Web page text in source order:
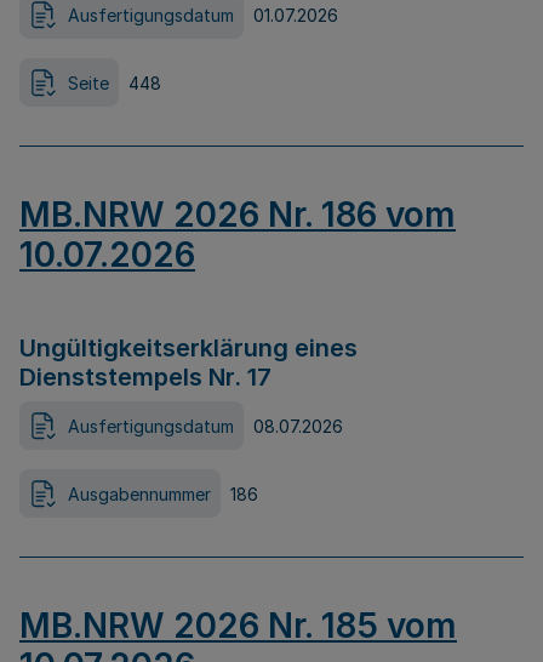
Ausfertigungsdatum 01.07.2026
Seite 448
MB.NRW 2026 Nr. 186 vom
10.07.2026
Ungültigkeitserklärung eines
Dienststempels Nr. 17
Ausfertigungsdatum 08.07.2026
Ausgabennummer 186
MB.NRW 2026 Nr. 185 vom